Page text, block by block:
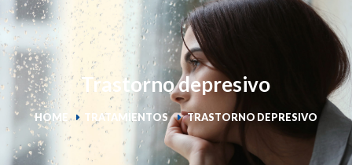
Trastorno depresivo
HOME TRATAMIENTOS TRASTORNO DEPRESIVO